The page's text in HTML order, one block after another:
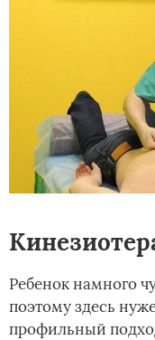
Ребенок намного
поэтому здесь
профильный